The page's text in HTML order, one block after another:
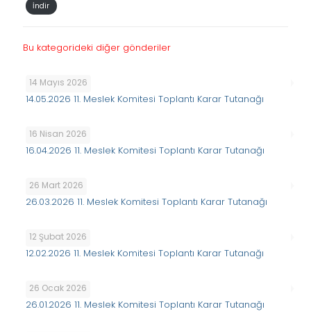
İndir
Bu kategorideki diğer gönderiler
14 Mayıs 2026
14.05.2026 11. Meslek Komitesi Toplantı Karar Tutanağı
16 Nisan 2026
16.04.2026 11. Meslek Komitesi Toplantı Karar Tutanağı
26 Mart 2026
26.03.2026 11. Meslek Komitesi Toplantı Karar Tutanağı
12 Şubat 2026
12.02.2026 11. Meslek Komitesi Toplantı Karar Tutanağı
26 Ocak 2026
26.01.2026 11. Meslek Komitesi Toplantı Karar Tutanağı